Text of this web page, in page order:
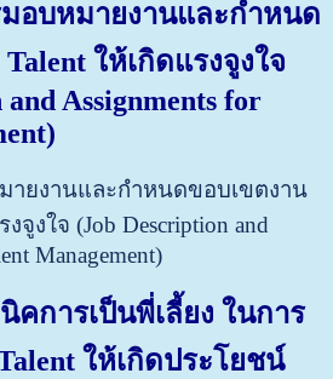
อบหมายงานและกำหนด
ให้เกิดแรงจูงใจ
Assignments for
ายงานและกำหนดขอบเขตงาน
จูงใจ (Job Description and
Management)
การเป็นพี่เลี้ยง ในการ
ให้เกิดประโยชน์